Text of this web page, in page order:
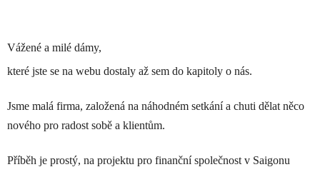
Vážené a milé dámy,
které jste se na webu dostaly až sem do kapitoly o nás.
Jsme malá firma, založená na náhodném setkání a chuti dělat něco
nového pro radost sobě a klientům.
Příběh je prostý, na projektu pro finanční společnost v Saigonu